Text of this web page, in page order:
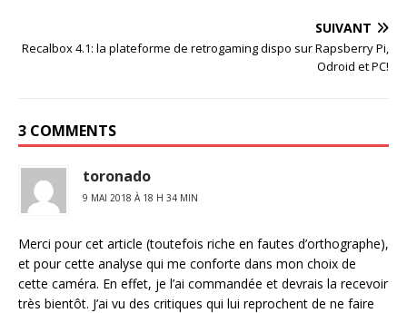
SUIVANT
Recalbox 4.1: la plateforme de retrogaming dispo sur Rapsberry Pi,
Odroid et PC!
3 COMMENTS
toronado
9 MAI 2018 À 18 H 34 MIN
Merci pour cet article (toutefois riche en fautes d’orthographe),
et pour cette analyse qui me conforte dans mon choix de
cette caméra. En effet, je l’ai commandée et devrais la recevoir
très bientôt. J’ai vu des critiques qui lui reprochent de ne faire